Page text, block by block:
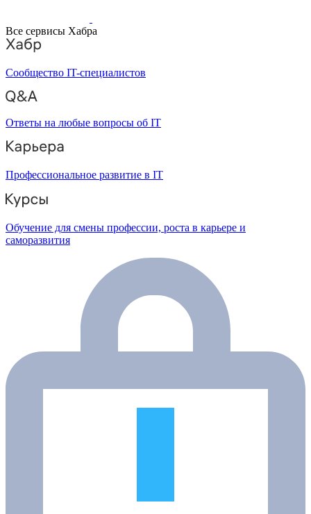
Все сервисы Хабра
Сообщество IT-специалистов
Ответы на любые вопросы об IT
Профессиональное развитие в IT
Обучение для смены профессии, роста в карьере и
саморазвития